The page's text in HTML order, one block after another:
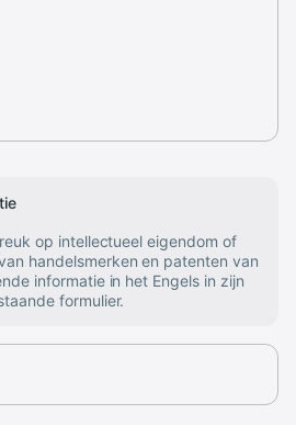
op intellectueel eigendom of
handelsmerken en patenten van
informatie in het Engels in zijn
formulier.